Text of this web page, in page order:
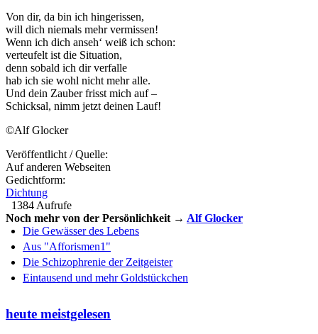
Von dir, da bin ich hingerissen,
will dich niemals mehr vermissen!
Wenn ich dich anseh‘ weiß ich schon:
verteufelt ist die Situation,
denn sobald ich dir verfalle
hab ich sie wohl nicht mehr alle.
Und dein Zauber frisst mich auf –
Schicksal, nimm jetzt deinen Lauf!
©Alf Glocker
Veröffentlicht / Quelle:
Auf anderen Webseiten
Gedichtform:
Dichtung
1384 Aufrufe
Noch mehr von der Persönlichkeit → Alf Glocker
Die Gewässer des Lebens
Aus "Afforismen1"
Die Schizophrenie der Zeitgeister
Eintausend und mehr Goldstückchen
heute meistgelesen